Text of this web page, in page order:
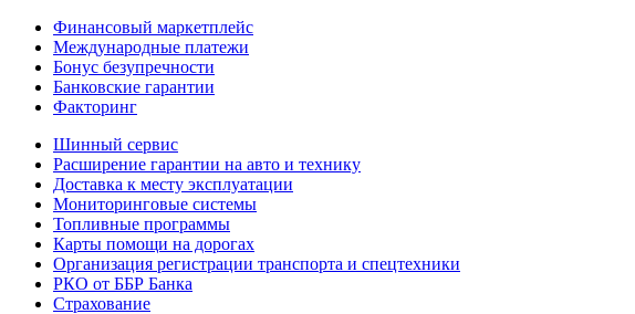
Финансовый маркетплейс
Международные платежи
Бонус безупречности
Банковские гарантии
Факторинг
Шинный сервис
Расширение гарантии на авто и технику
Доставка к месту эксплуатации
Мониторинговые системы
Топливные программы
Карты помощи на дорогах
Организация регистрации транспорта и спецтехники
РКО от ББР Банка
Страхование